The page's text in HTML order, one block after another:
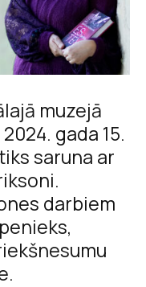
muzejā
gada 15.
saruna ar
darbiem